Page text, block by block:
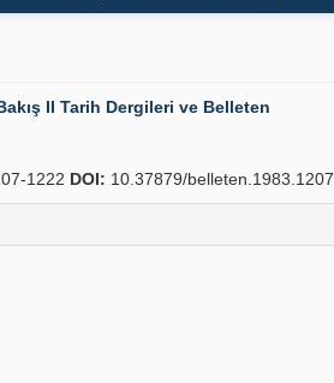
II Tarih Dergileri ve Belleten
1222 DOI: 10.37879/belleten.1983.1207